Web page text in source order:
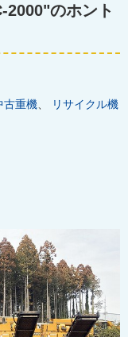
2000"のホント
古重機
リサイクル機